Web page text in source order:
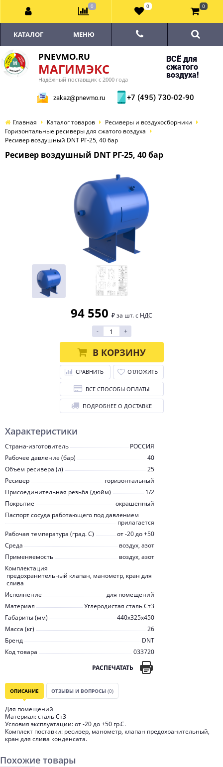
PNEVMO.RU
МАГИМЭКС
Надёжный поставщик с 2000 года
ВСЁ для
сжатого
воздуха!
zakaz@pnevmo.ru +7 (495) 730-02-90
КАТАЛОГ МЕНЮ
Главная Каталог товаров
Ресиверы и воздухосборники
Горизонтальные ресиверы для сжатого воздуха
Ресивер воздушный DNT РГ-25, 40 бар
Ресивер воздушный DNT РГ-25, 40 бар
Характеристики
Страна-изготовитель
РОССИЯ
Рабочее давление (бар)
40
Объем ресивера (л)
25
Ресивер
горизонтальный
Присоединительная резьба (дюйм)
1/2
Покрытие
окрашенный
Паспорт сосуда работающего под давлением
прилагается
Рабочая температура (град. C)
от -20 до +50
Среда
воздух, азот
Применяемость
воздух, азот
Комплектация
предохранительный клапан, манометр, кран для
слива
Исполнение
для помещений
Материал
Углеродистая сталь Ст3
Габариты (мм)
440х325х450
Масса (кг)
26
Бренд
DNT
Код товара
033720
РАСПЕЧАТАТЬ
94 550 ₽ за шт. с НДС
-
+
В КОРЗИНУ
СРАВНИТЬ ОТЛОЖИТЬ
ВСЕ СПОСОБЫ ОПЛАТЫ
ПОДРОБНЕЕ О ДОСТАВКЕ
ОПИСАНИЕ ОТЗЫВЫ И ВОПРОСЫ (0)
Для помещений
Материал: сталь Ст3
Условия эксплуатации: от -20 до +50 гр.С.
Комплект поставки: ресивер, манометр, клапан предохранительный,
кран для слива конденсата.
Похожие товары
0 0 0